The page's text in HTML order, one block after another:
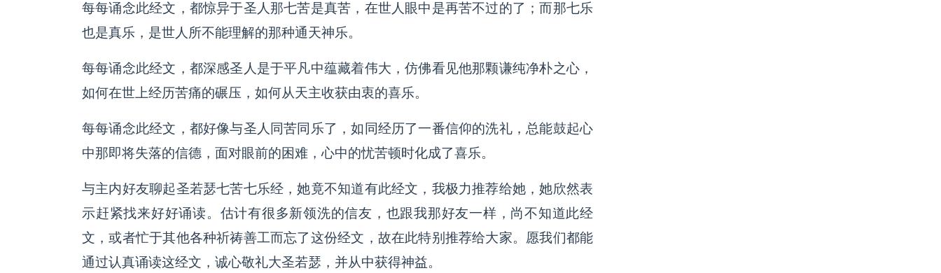
每每诵念此经文，都惊异于圣人那七苦是真苦，在世人眼中是再苦不过的了；而那七乐
也是真乐，是世人所不能理解的那种通天神乐。
每每诵念此经文，都深感圣人是于平凡中蕴藏着伟大，仿佛看见他那颗谦纯净朴之心，
如何在世上经历苦痛的碾压，如何从天主收获由衷的喜乐。
每每诵念此经文，都好像与圣人同苦同乐了，如同经历了一番信仰的洗礼，总能鼓起心
中那即将失落的信德，面对眼前的困难，心中的忧苦顿时化成了喜乐。
与主内好友聊起圣若瑟七苦七乐经，她竟不知道有此经文，我极力推荐给她，她欣然表
示赶紧找来好好诵读。估计有很多新领洗的信友，也跟我那好友一样，尚不知道此经
文，或者忙于其他各种祈祷善工而忘了这份经文，故在此特别推荐给大家。愿我们都能
通过认真诵读这经文，诚心敬礼大圣若瑟，并从中获得神益。